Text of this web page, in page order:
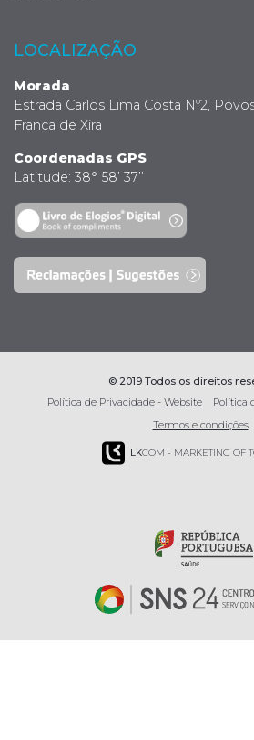
LOCALIZAÇÃO
Morada
Estrada Carlos Lima Costa Nº2,
Franca de Xira
Coordenadas GPS
Latitude: 38° 58’ 37’’
© 2019 Todos os direitos
Política de Privacidade - Website
Política
Termos e condições
LKCOM - MARKETING OF